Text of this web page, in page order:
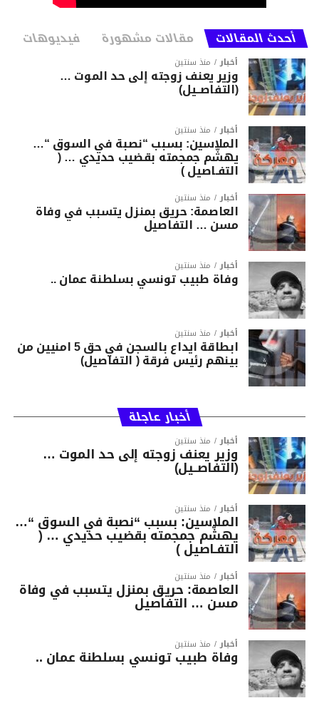
أحدث المقالات مقالات مشهورة فيديوهات
أخبار منذ سنتين
وزير يعنف زوجته إلى حد الموت …
(التفاصــيل)
أخبار منذ سنتين
الملاسين: بسبب “نصبة في السوق “…
يهشّم جمجمته بقضيب حديدي … (
التفـاصيل )
أخبار منذ سنتين
العاصمة: حريق بمنزل يتسبب في وفاة
مسن … التفاصيل
أخبار منذ سنتين
وفاة طبيب تونسي بسلطنة عمان ..
أخبار منذ سنتين
ابطاقة ايداع بالسجن في حق 5 امنيين من
بينهم رئيس فرقة ( التفاصيل)
أخبار عاجلة
أخبار منذ سنتين
وزير يعنف زوجته إلى حد الموت …
(التفاصــيل)
أخبار منذ سنتين
الملاسين: بسبب “نصبة في السوق “…
يهشّم جمجمته بقضيب حديدي … (
التفـاصيل )
أخبار منذ سنتين
العاصمة: حريق بمنزل يتسبب في وفاة
مسن … التفاصيل
أخبار منذ سنتين
وفاة طبيب تونسي بسلطنة عمان ..